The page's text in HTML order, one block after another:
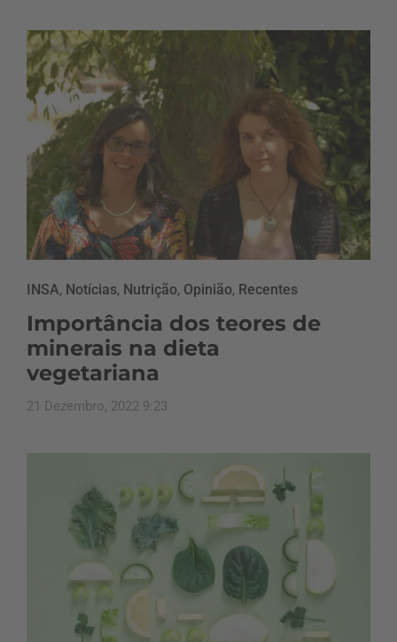
INSA, Notícias, Nutrição, Opinião, Recentes
Importância dos teores de
minerais na dieta
vegetariana
21 Dezembro, 2022 9:23